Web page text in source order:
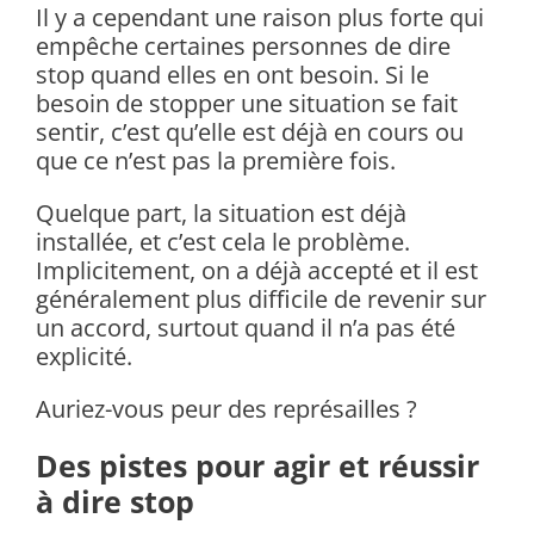
Il y a cependant une raison plus forte qui
empêche certaines personnes de dire
stop quand elles en ont besoin. Si le
besoin de stopper une situation se fait
sentir, c’est qu’elle est déjà en cours ou
que ce n’est pas la première fois.
Quelque part, la situation est déjà
installée, et c’est cela le problème.
Implicitement, on a déjà accepté et il est
généralement plus difficile de revenir sur
un accord, surtout quand il n’a pas été
explicité.
Auriez-vous peur des représailles ?
Des pistes pour agir et réussir
à dire stop